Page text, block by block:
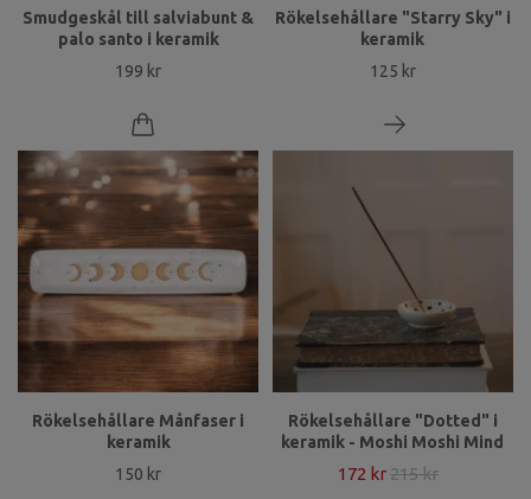
Smudgeskål till salviabunt &
palo santo i keramik
199 kr
Rökelsehållare "Starry Sky" i
keramik
125 kr
Rökelsehållare Månfaser i
keramik
150 kr
Rökelsehållare "Dotted" i
keramik - Moshi Moshi Mind
172 kr215 kr